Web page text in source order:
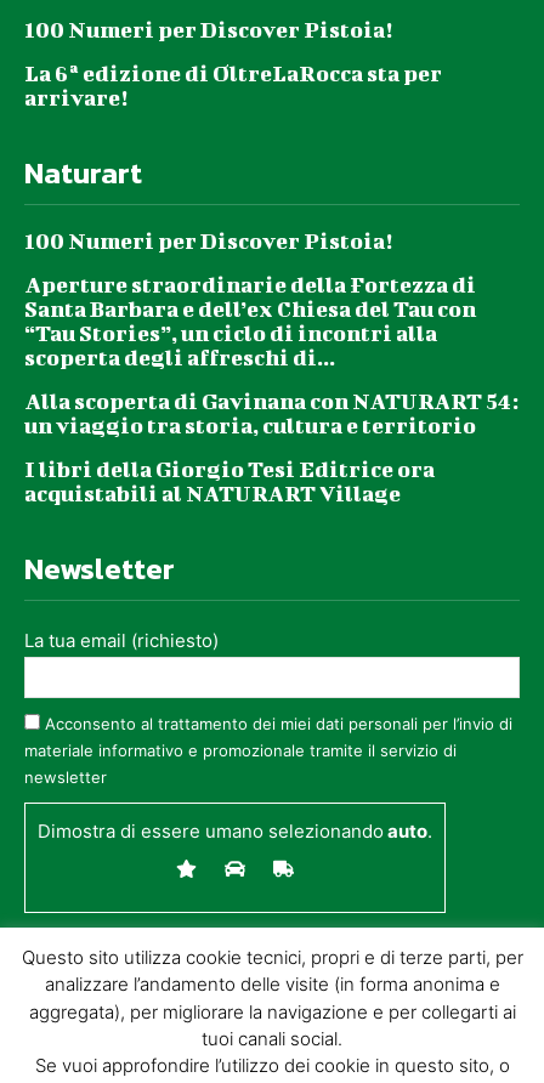
100 Numeri per Discover Pistoia!
La 6ª edizione di OltreLaRocca sta per
arrivare!
Naturart
100 Numeri per Discover Pistoia!
Aperture straordinarie della Fortezza di
Santa Barbara e dell’ex Chiesa del Tau con
“Tau Stories”, un ciclo di incontri alla
scoperta degli affreschi di...
Alla scoperta di Gavinana con NATURART 54:
un viaggio tra storia, cultura e territorio
I libri della Giorgio Tesi Editrice ora
acquistabili al NATURART Village
Newsletter
La tua email (richiesto)
Acconsento al trattamento dei miei dati personali per l’invio di
materiale informativo e promozionale tramite il servizio di
newsletter
Dimostra di essere umano selezionandoauto.
Questo sito utilizza cookie tecnici, propri e di terze parti, per
analizzare l’andamento delle visite (in forma anonima e
aggregata), per migliorare la navigazione e per collegarti ai
tuoi canali social.
Se vuoi approfondire l’utilizzo dei cookie in questo sito, o